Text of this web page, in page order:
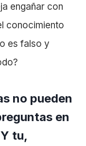
engañar con
conocimiento
es falso y
no pueden
en
tu,